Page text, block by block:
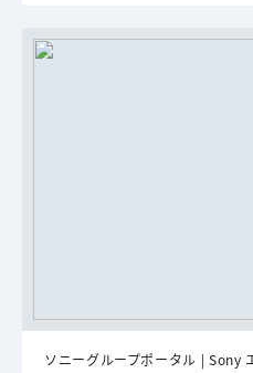
ソニーグループポータル | Sony